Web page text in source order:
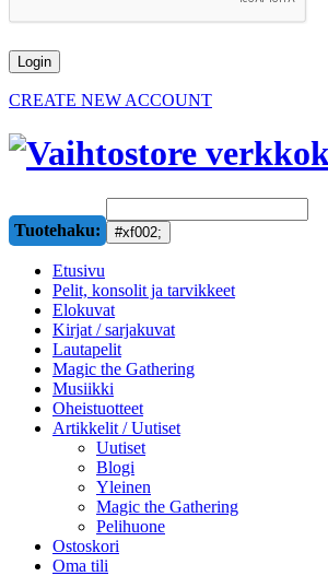
CREATE NEW ACCOUNT
Tuotehaku:
Etusivu
Pelit, konsolit ja tarvikkeet
Elokuvat
Kirjat / sarjakuvat
Lautapelit
Magic the Gathering
Musiikki
Oheistuotteet
Artikkelit / Uutiset
Uutiset
Blogi
Yleinen
Magic the Gathering
Pelihuone
Ostoskori
Oma tili